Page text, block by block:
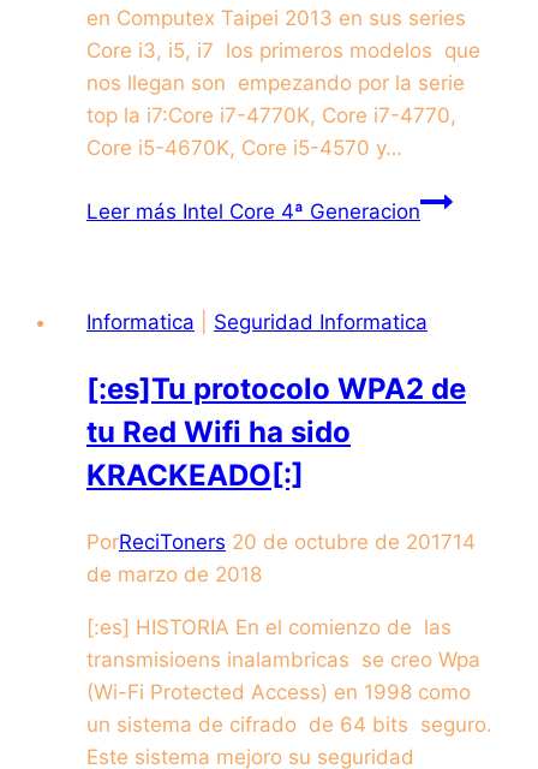
en Computex Taipei 2013 en sus series
Core i3, i5, i7 los primeros modelos que
nos llegan son empezando por la serie
top la i7:Core i7-4770K, Core i7-4770,
Core i5-4670K, Core i5-4570 y…
Leer más Intel Core 4ª Generacion
Informatica Seguridad Informatica
[:es]Tu protocolo WPA2 de
tu Red Wifi ha sido
KRACKEADO[:]
PorReciToners 20 de octubre de 201714
de marzo de 2018
[:es] HISTORIA En el comienzo de las
transmisioens inalambricas se creo Wpa
(Wi-Fi Protected Access) en 1998 como
un sistema de cifrado de 64 bits seguro.
Este sistema mejoro su seguridad